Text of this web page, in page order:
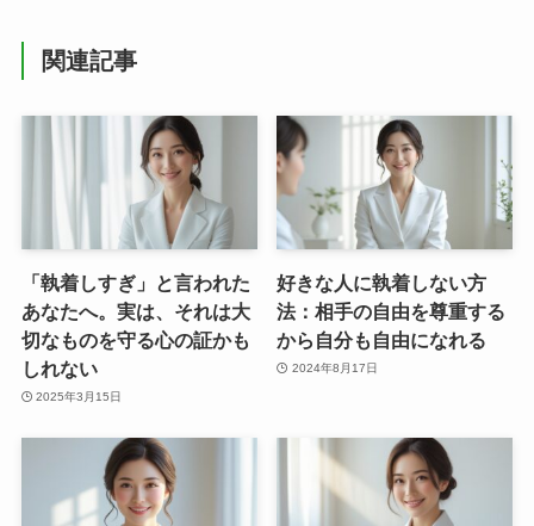
関連記事
「執着しすぎ」と言われた
あなたへ。実は、それは大
切なものを守る心の証かも
しれない
2025年3月15日
好きな人に執着しない方
法：相手の自由を尊重する
から自分も自由になれる
2024年8月17日